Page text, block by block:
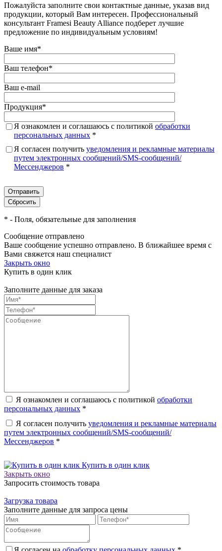
Пожалуйста заполните свои контактные данные, указав вид
продукции, который Вам интересен. Профессиональный
консультант Framesi Beauty Alliance подберет лучшие
предложение по индивидуальным условиям!
Ваше имя*
Ваш телефон*
Ваш e-mail
Продукция*
Я ознакомлен и соглашаюсь с политикой обработки
персональных данных *
Я согласен получить уведомления и рекламные материалы
путем электронных сообщений/SMS-сообщений/
Мессенджеров *
* - Поля, обязательные для заполнения
Сообщение отправлено
Ваше сообщение успешно отправлено. В ближайшее время с
Вами свяжется наш специалист
Закрыть окно
Купить в один клик
Заполните данные для заказа
Я ознакомлен и соглашаюсь с политикой обработки
персональных данных *
Я согласен получить уведомления и рекламные материалы
путем электронных сообщений/SMS-сообщений/
Мессенджеров *
Купить в один клик
Закрыть окно
Запросить стоимость товара
Загрузка товара
Заполните данные для запроса цены